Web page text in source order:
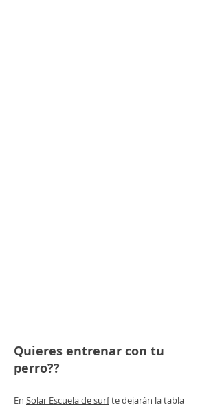
Quieres entrenar con tu
perro??
En Solar Escuela de surfte dejarán la tabla